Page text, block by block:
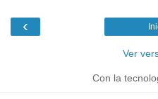
‹
Ver
Con la